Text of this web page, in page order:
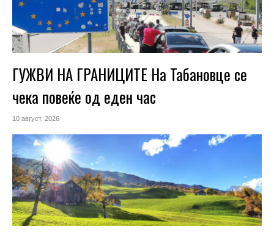
ГУЖВИ НА ГРАНИЦИТЕ На Табановце се
чека повеќе од еден час
10 август, 2026